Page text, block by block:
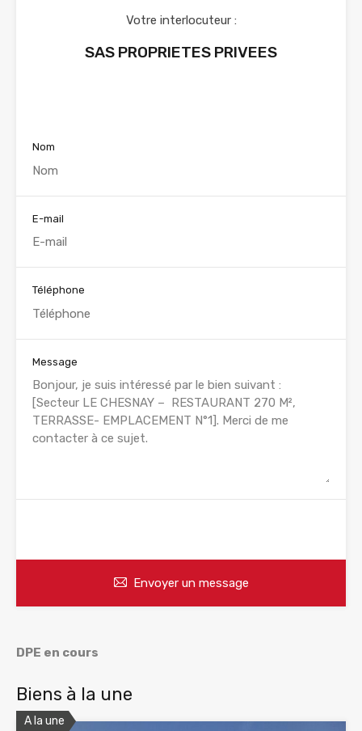
Votre interlocuteur :
SAS PROPRIETES PRIVEES
Nom
E-mail
Téléphone
Message
Envoyer un message
DPE en cours
Biens à la une
A la une